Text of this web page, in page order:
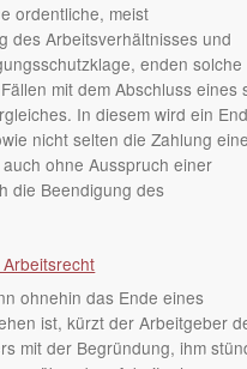
ordentliche, meist
des Arbeitsverhältnisses und
enden solche
mit dem Abschluss eines
In diesem wird ein
nicht selten die Zahlung
ohne Ausspruch einer
die Beendigung des
ohnehin das Ende eines
ist, kürzt der Arbeitgeber
mit der Begründung, ihm